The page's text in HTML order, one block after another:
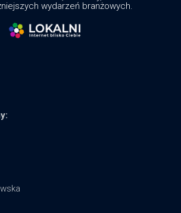
wydarzeń branżowych.